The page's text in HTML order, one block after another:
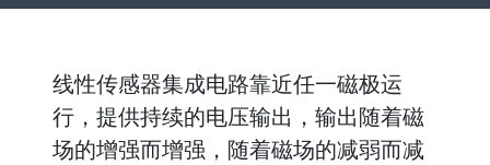
线性传感器集成电路靠近任一磁极运
行，提供持续的电压输出，输出随着磁
场的增强而增强，随着磁场的减弱而减